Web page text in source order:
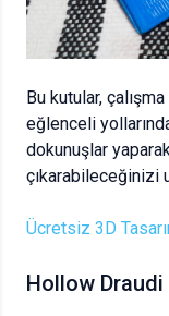
Bu kutular,
eğlenceli
dokunuşlar
çıkarabileceğinizi
Ücretsiz 3D
Hollow Draudi